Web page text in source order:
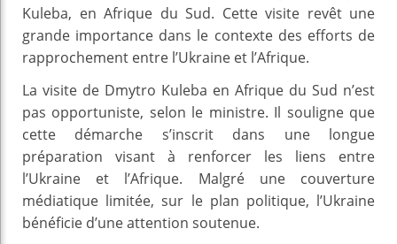
Kuleba, en Afrique du Sud. Cette visite revêt une
grande importance dans le contexte des efforts de
rapprochement entre l’Ukraine et l’Afrique.
La visite de Dmytro Kuleba en Afrique du Sud n’est
pas opportuniste, selon le ministre. Il souligne que
cette démarche s’inscrit dans une longue
préparation visant à renforcer les liens entre
l’Ukraine et l’Afrique. Malgré une couverture
médiatique limitée, sur le plan politique, l’Ukraine
bénéficie d’une attention soutenue.